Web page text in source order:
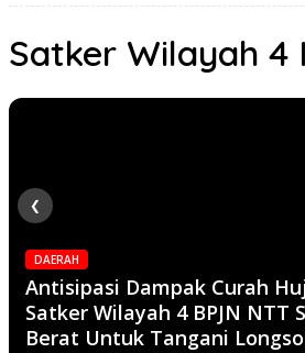
Satker Wilayah 4
DAERAH
Antisipasi Dampak Curah
Satker Wilayah 4 BPJN NTT
Berat Untuk Tangani
❮